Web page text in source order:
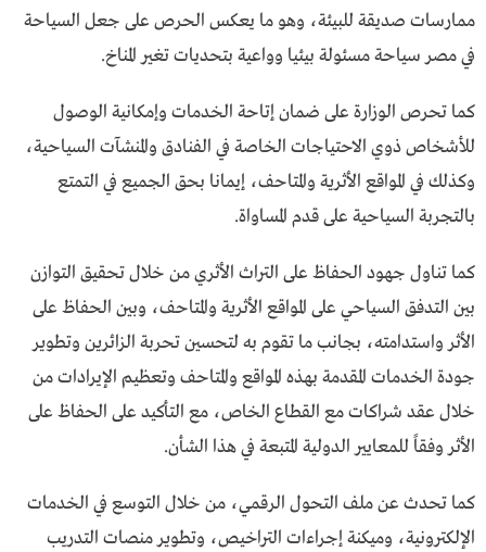
ممارسات صديقة للبيئة، وهو ما يعكس الحرص على جعل السياحة
في مصر سياحة مسئولة بيئيا وواعية بتحديات تغير المناخ.
كما تحرص الوزارة على ضمان إتاحة الخدمات وإمكانية الوصول
للأشخاص ذوي الاحتياجات الخاصة في الفنادق والمنشآت السياحية،
وكذلك في المواقع الأثرية والمتاحف، إيمانا بحق الجميع في التمتع
بالتجربة السياحية على قدم المساواة.
كما تناول جهود الحفاظ على التراث الأثري من خلال تحقيق التوازن
بين التدفق السياحي على المواقع الأثرية والمتاحف، وبين الحفاظ على
الأثر واستدامته، بجانب ما تقوم به لتحسين تحربة الزائرين وتطوير
جودة الخدمات المقدمة بهذه المواقع والمتاحف وتعظيم الإيرادات من
خلال عقد شراكات مع القطاع الخاص، مع التأكيد على الحفاظ على
الأثر وفقاً للمعايير الدولية المتبعة في هذا الشأن.
كما تحدث عن ملف التحول الرقمي، من خلال التوسع في الخدمات
الإلكترونية، وميكنة إجراءات التراخيص، وتطوير منصات التدريب